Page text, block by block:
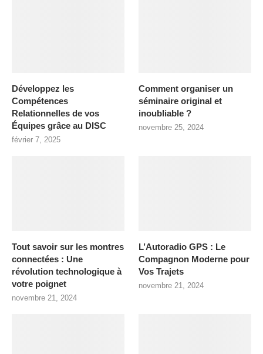
Développez les
Compétences
Relationnelles de vos
Équipes grâce au DISC
février 7, 2025
Comment organiser un
séminaire original et
inoubliable ?
novembre 25, 2024
Tout savoir sur les montres
connectées : Une
révolution technologique à
votre poignet
novembre 21, 2024
L’Autoradio GPS : Le
Compagnon Moderne pour
Vos Trajets
novembre 21, 2024